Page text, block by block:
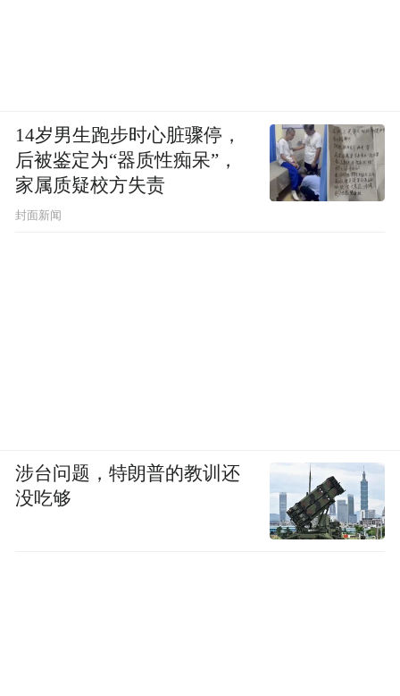
14岁男生跑步时心脏骤停，
后被鉴定为“器质性痴呆”，
家属质疑校方失责
封面新闻
涉台问题，特朗普的教训还
没吃够